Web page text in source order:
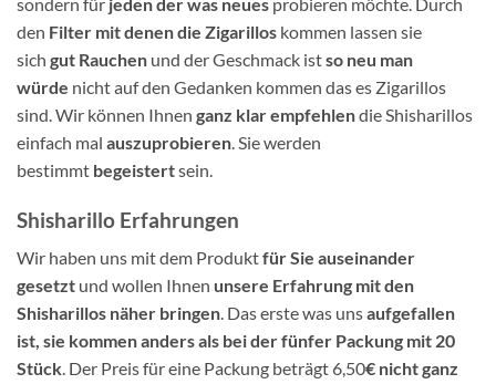
den Filter mit denen die Zigarillos kommen lassen sie
sich gut Rauchen und der Geschmack istso neu man
würde nicht auf den Gedanken kommen das es Zigarillos
sind. Wir können Ihnen ganz klar empfehlendie Shisharillos
einfach mal auszuprobieren. Sie werden
bestimmt begeistertsein.
Shisharillo Erfahrungen
Wir haben uns mit dem Produktfür Sie auseinander
gesetzt und wollen Ihnen unsere Erfahrung mit den
Shisharillos näher bringen. Das erste was unsaufgefallen
ist, sie kommen anders als bei der fünfer Packung mit 20
Stück. Der Preis für eine Packung beträgt 6,50€ nicht ganz